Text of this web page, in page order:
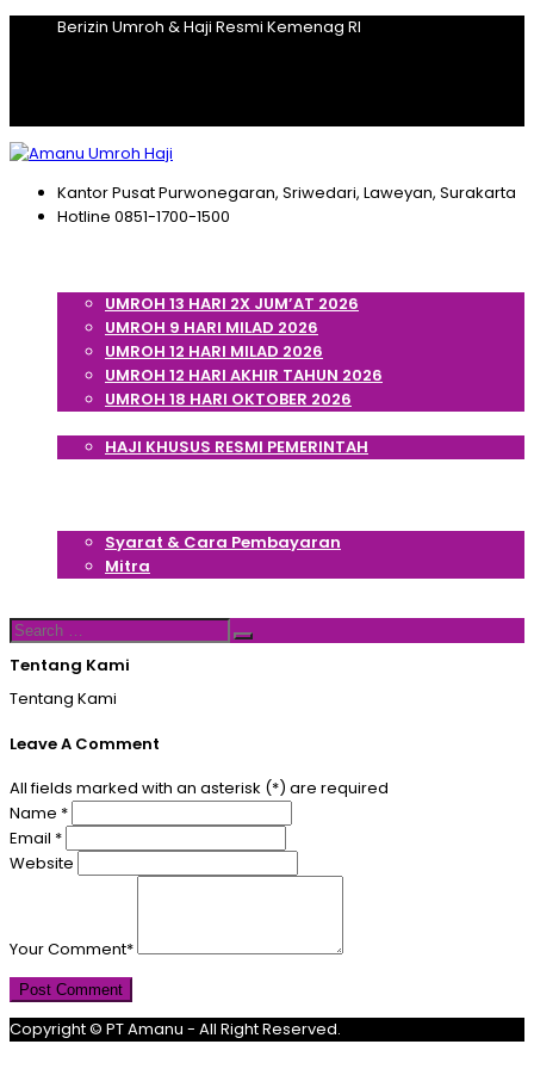
Berizin Umroh & Haji Resmi Kemenag RI
Kantor PusatPurwonegaran, Sriwedari, Laweyan, Surakarta
Hotline 0851-1700-1500
UMROH 13 HARI 2X JUM’AT 2026
UMROH 9 HARI MILAD 2026
UMROH 12 HARI MILAD 2026
UMROH 12 HARI AKHIR TAHUN 2026
UMROH 18 HARI OKTOBER 2026
HAJI KHUSUS RESMI PEMERINTAH
Syarat & Cara Pembayaran
Mitra
Search
Search
Tentang Kami
Tentang Kami
Leave A Comment
All fields marked with an asterisk (*) are required
Name *
Email *
Website
Your Comment*
Post Comment
Copyright © PT Amanu - All Right Reserved.